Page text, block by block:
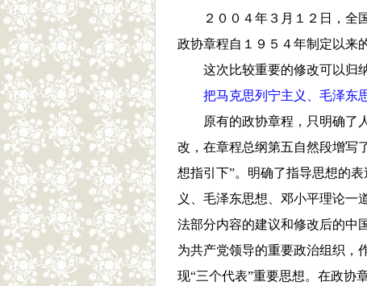
２００４年３月１２日，全
政协章程自１９５４年制定以来
这次比较重要的修改可以归
把马克思列宁主义、毛泽东
原有的政协章程，只明确了
改，在章程总纲第五自然段增写
想指引下”。明确了指导思想的
义、毛泽东思想、邓小平理论一
法部分内容的建议和修改后的中
为共产党领导的重要政治组织，
现“三个代表”重要思想。在政协